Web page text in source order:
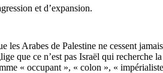
et d’expansion.
les Arabes de Palestine ne cessent
que ce n’est pas Israël qui recherche
« occupant », « colon », «